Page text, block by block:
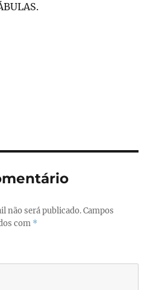
não será publicado. Campos
com *